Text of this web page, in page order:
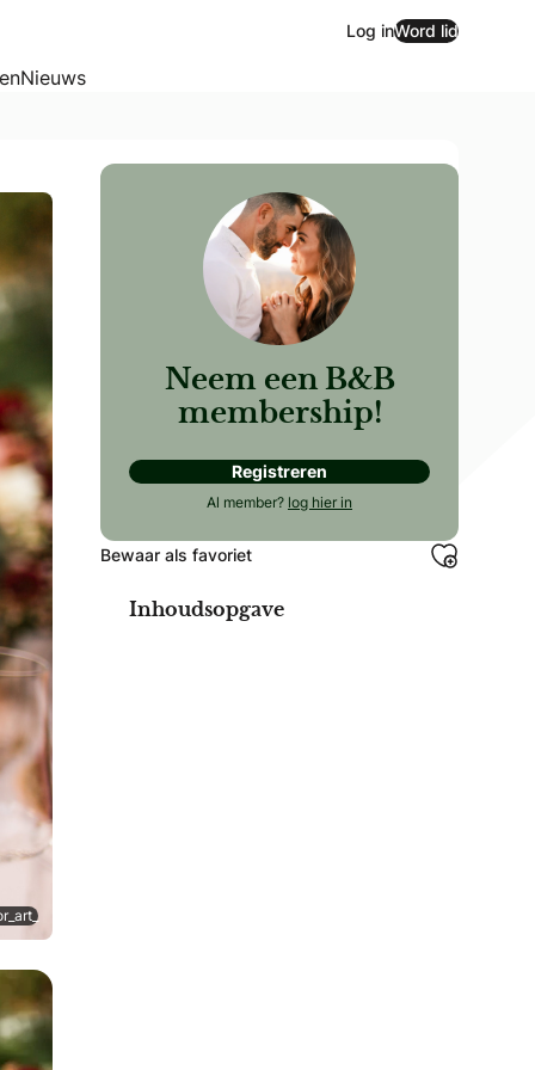
Log inWord lid
Nieuws
Neem een B&B
membership!
Registreren
Al member? log hier in
Bewaar als favoriet
Inhoudsopgave